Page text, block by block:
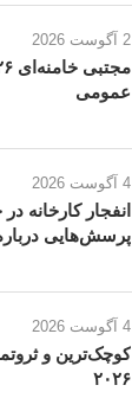
2 آگوست 2026
عمومی
4 آگوست 2026
پرسش‌هایی
4 آگوست 2026
کوچک‌ترین و
۲۰۲۶